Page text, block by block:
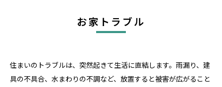
お家トラブル
住まいのトラブルは、突然起きて生活に直結します。雨漏り、建
具の不具合、水まわりの不調など、放置すると被害が広がること